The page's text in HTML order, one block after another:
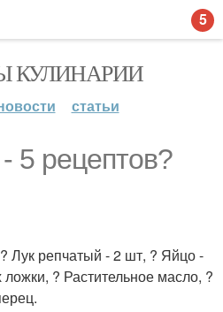
КУЛИНАРИИ
статьи
5 рецептов?
Лук репчатый - 2 шт, ? Яйцо -
? Растительное масло, ?
5